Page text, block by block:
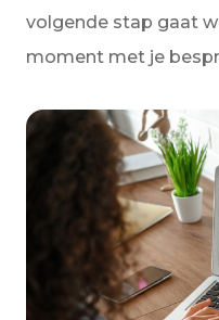
volgende stap gaat
moment met je